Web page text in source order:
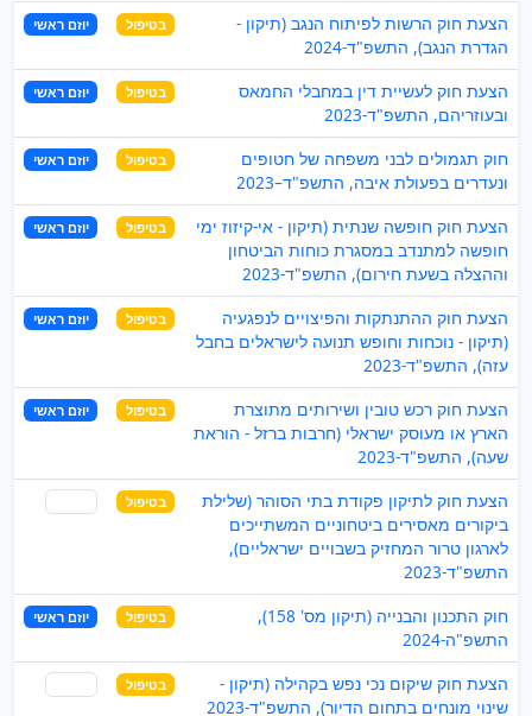
הצעת חוק הרשות לפיתוח הנגב (תיקון -
הגדרת הנגב), התשפ"ד-2024
בטיפול יוזם ראשי
הצעת חוק לעשיית דין במחבלי החמאס
ובעוזריהם, התשפ"ד-2023
בטיפול יוזם ראשי
חוק תגמולים לבני משפחה של חטופים
ונעדרים בפעולת איבה, התשפ"ד–2023
בטיפול יוזם ראשי
הצעת חוק חופשה שנתית (תיקון - אי-קיזוז ימי
חופשה למתנדב במסגרת כוחות הביטחון
וההצלה בשעת חירום), התשפ"ד-2023
בטיפול יוזם ראשי
הצעת חוק ההתנתקות והפיצויים לנפגעיה
(תיקון - נוכחות וחופש תנועה לישראלים בחבל
עזה), התשפ"ד-2023
בטיפול יוזם ראשי
הצעת חוק רכש טובין ושירותים מתוצרת
הארץ או מעוסק ישראלי (חרבות ברזל - הוראת
שעה), התשפ"ד-2023
בטיפול יוזם ראשי
הצעת חוק לתיקון פקודת בתי הסוהר (שלילת
ביקורים מאסירים ביטחוניים המשתייכים
לארגון טרור המחזיק בשבויים ישראליים),
התשפ"ד-2023
בטיפול
חוק התכנון והבנייה (תיקון מס' 158),
התשפ"ה-2024
בטיפול יוזם ראשי
הצעת חוק שיקום נכי נפש בקהילה (תיקון -
שינוי מונחים בתחום הדיור), התשפ"ד-2023
בטיפול